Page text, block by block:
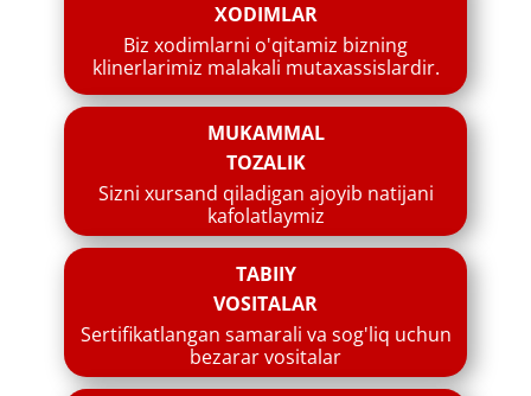
XODIMLAR
​​Biz xodimlarni o'qitamiz bizning
klinerlarimiz malakali mutaxassislardir.
​MUKAMMAL
TOZALIK
​​Sizni xursand qiladigan ajoyib natijani
kafolatlaymiz
​​TABIIY
VOSITALAR
​Sertifikatlangan samarali va sog'liq uchun
bezarar vositalar